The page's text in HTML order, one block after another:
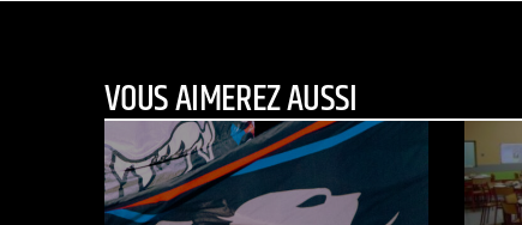
VOUS AIMEREZ AUSSI